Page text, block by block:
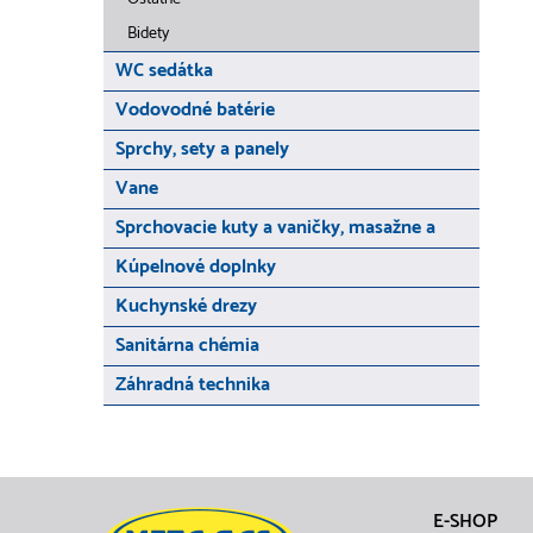
Bidety
WC sedátka
Vodovodné batérie
Sprchy, sety a panely
Vane
Sprchovacie kuty a vaničky, masažne a
Kúpelnové doplnky
Kuchynské drezy
Sanitárna chémia
Záhradná technika
E-SHOP